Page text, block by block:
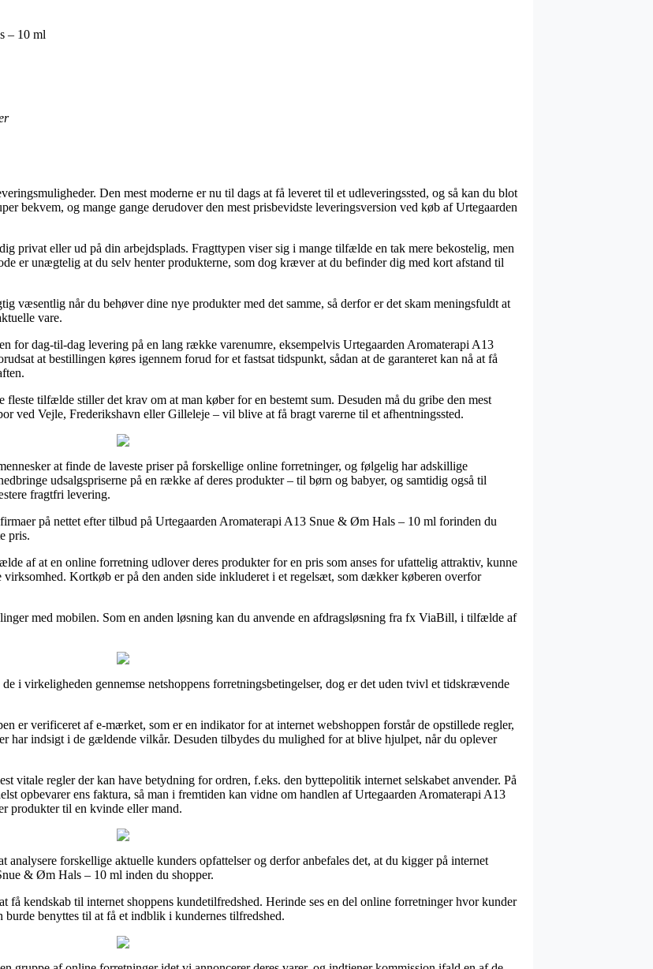
– 10 ml
Den mest moderne er nu til dags at få leveret til et udleveringssted, og så kan du blot
bekvem, og mange gange derudover den mest prisbevidste leveringsversion ved køb af Urtegaarden
privat eller ud på din arbejdsplads. Fragttypen viser sig i mange tilfælde en tak mere bekostelig, men
er unægtelig at du selv henter produkterne, som dog kræver at du befinder dig med kort afstand til
væsentlig når du behøver dine nye produkter med det samme, så derfor er det skam meningsfuldt at
vare.
for dag-til-dag levering på en lang række varenumre, eksempelvis Urtegaarden Aromaterapi A13
at bestillingen køres igennem forud for et fastsat tidspunkt, sådan at de garanteret kan nå at få
tilfælde stiller det krav om at man køber for en bestemt sum. Desuden må du gribe den mest
ved Vejle, Frederikshavn eller Gilleleje – vil blive at få bragt varerne til et afhentningssted.
at finde de laveste priser på forskellige online forretninger, og følgelig har adskillige
udsalgspriserne på en række af deres produkter – til børn og babyer, og samtidig også til
fragtfri levering.
på nettet efter tilbud på Urtegaarden Aromaterapi A13 Snue & Øm Hals – 10 ml forinden du
pris.
af at en online forretning udlover deres produkter for en pris som anses for ufattelig attraktiv, kunne
Kortkøb er på den anden side inkluderet i et regelsæt, som dækker køberen overfor
med mobilen. Som en anden løsning kan du anvende en afdragsløsning fra fx ViaBill, i tilfælde af
i virkeligheden gennemse netshoppens forretningsbetingelser, dog er det uden tvivl et tidskrævende
er verificeret af e-mærket, som er en indikator for at internet webshoppen forstår de opstillede regler,
har indsigt i de gældende vilkår. Desuden tilbydes du mulighed for at blive hjulpet, når du oplever
vitale regler der kan have betydning for ordren, f.eks. den byttepolitik internet selskabet anvender. På
opbevarer ens faktura, så man i fremtiden kan vidne om handlen af Urtegaarden Aromaterapi A13
produkter til en kvinde eller mand.
forskellige aktuelle kunders opfattelser og derfor anbefales det, at du kigger på internet
& Øm Hals – 10 ml inden du shopper.
kendskab til internet shoppens kundetilfredshed. Herinde ses en del online forretninger hvor kunder
benyttes til at få et indblik i kundernes tilfredshed.